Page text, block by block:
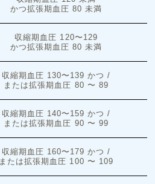
かつ拡張期血圧 80 未満
収縮期血圧 120〜129
かつ拡張期血圧 80 未満
収縮期血圧 130〜139 かつ /
または拡張期血圧 80 〜 89
収縮期血圧 140〜159 かつ /
または拡張期血圧 90 〜 99
収縮期血圧 160〜179 かつ /
または拡張期血圧 100 〜 109